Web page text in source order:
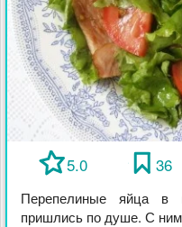
5.0 36
Перепелиные яйца в
пришлись по душе. С